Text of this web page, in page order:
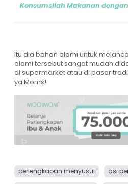
Konsumsilah Makanan
Itu dia bahan alami untuk
alami tersebut sangat mudah
di supermarket atau di pasar
ya Moms!
perlengkapan menyusui asi